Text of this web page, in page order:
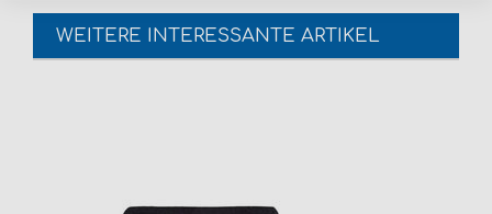
WEITERE INTERESSANTE ARTIKEL